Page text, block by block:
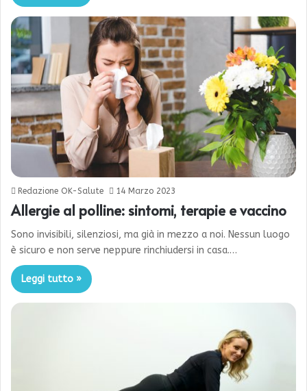
Redazione OK-Salute 14 Marzo 2023
Allergie al polline: sintomi, terapie e vaccino
Sono invisibili, silenziosi, ma già in mezzo a noi. Nessun luogo
è sicuro e non serve neppure rinchiudersi in casa.…
Leggi tutto »